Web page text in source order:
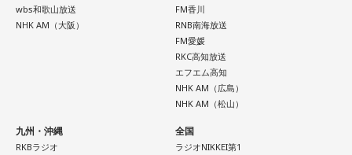
wbs和歌山放送
NHK AM（大阪）
FM香川
RNB南海放送
FM愛媛
RKC高知放送
エフエム高知
NHK AM（広島）
NHK AM（松山）
九州・沖縄
RKBラジオ
全国
ラジオNIKKEI第1